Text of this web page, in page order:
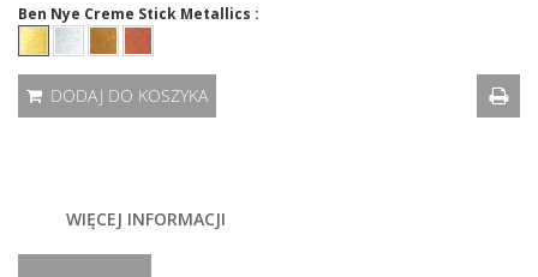
Ben Nye Creme Stick Metallics :
DODAJ DO KOSZYKA
WIĘCEJ INFORMACJI